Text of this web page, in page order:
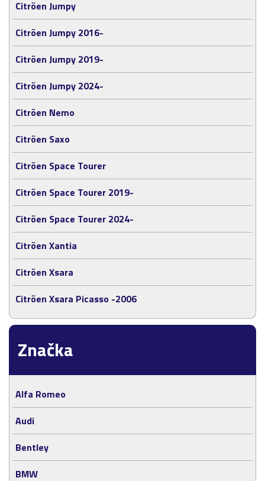
Značka
Alfa Romeo
Audi
Bentley
BMW
Citröen Jumpy
Citröen Jumpy 2016-
Citröen Jumpy 2019-
Citröen Jumpy 2024-
Citröen Nemo
Citröen Saxo
Citröen Space Tourer
Citröen Space Tourer 2019-
Citröen Space Tourer 2024-
Citröen Xantia
Citröen Xsara
Citröen Xsara Picasso -2006